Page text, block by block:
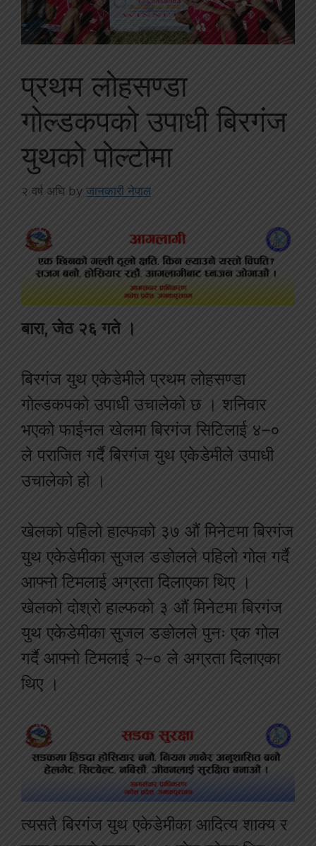
प्रथम लोहसण्डा
गोल्डकपको उपाधी बिरगंज
युथको पोल्टोमा
२ वर्ष अघि by जानकारी नेपाल
बारा, जेठ २६ गते ।
बिरगंज युथ एकेडेमीले प्रथम लोहसण्डा
गोल्डकपको उपाधी उचालेको छ । शनिवार
भएको फाईनल खेलमा बिरगंज सिटिलाई ४–०
ले पराजित गर्दै बिरगंज युथ एकेडेमीले उपाधी
उचालेको हो ।
खेलको पहिलो हाल्फको ३७ औं मिनेटमा बिरगंज
युथ एकेडेमीका सुजल डङोलले पहिलो गोल गर्दै
आफ्नो टिमलाई अग्रता दिलाएका थिए ।
खेलको दोश्रो हाल्फको ३ औं मिनेटमा बिरगंज
युथ एकेडेमीका सुजल डङोलले पुनः एक गोल
गर्दै आफ्नो टिमलाई २–० ले अग्रता दिलाएका
थिए ।
त्यसतै बिरगंज युथ एकेडेमीका आदित्य शाक्य र